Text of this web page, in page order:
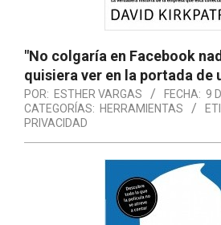
"No colgaría en Facebook
quisiera ver en la portada de
POR: ESTHER VARGAS FECHA: 9
CATEGORÍAS: HERRAMIENTAS
PRIVACIDAD